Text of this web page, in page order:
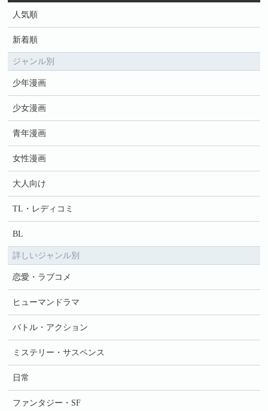
人気順
新着順
ジャンル別
少年漫画
少女漫画
青年漫画
女性漫画
大人向け
TL・レディコミ
BL
詳しいジャンル別
恋愛・ラブコメ
ヒューマンドラマ
バトル・アクション
ミステリー・サスペンス
日常
ファンタジー・SF